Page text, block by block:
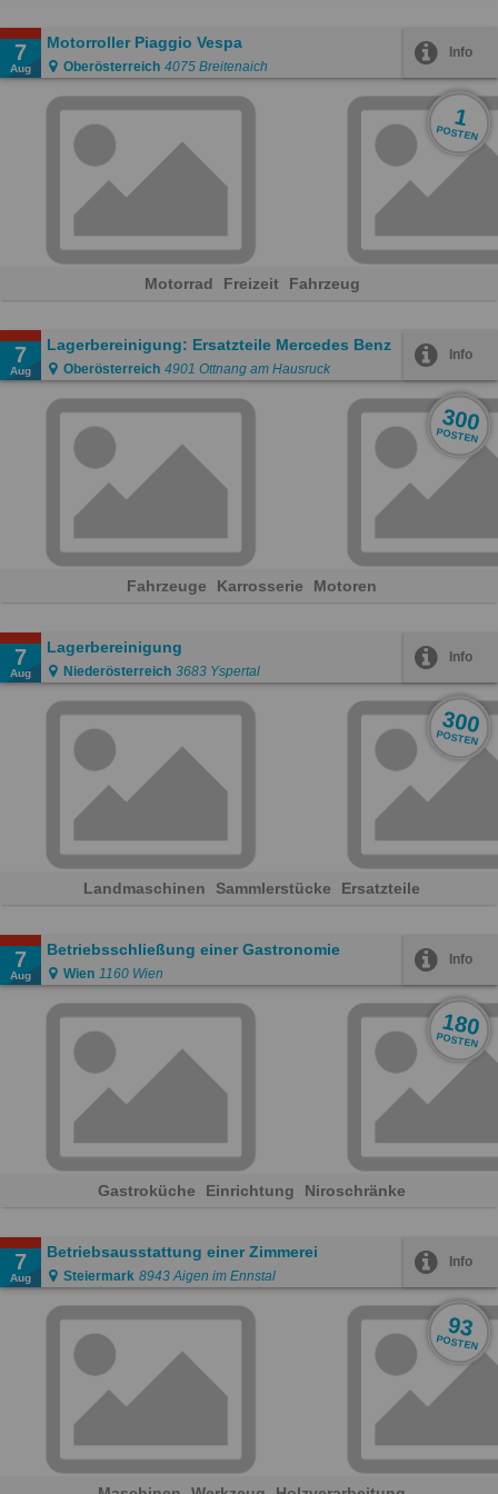
7
Aug
Motorroller Piaggio Vespa
Oberösterreich 4075 Breitenaich
Info
1
POSTEN
Motorrad Freizeit Fahrzeug
7
Aug
Lagerbereinigung: Ersatzteile Mercedes Benz
Oberösterreich 4901 Ottnang am Hausruck
Info
300
POSTEN
Fahrzeuge Karrosserie Motoren
7
Aug
Lagerbereinigung
Niederösterreich 3683 Yspertal
Info
300
POSTEN
Landmaschinen Sammlerstücke Ersatzteile
7
Aug
Betriebsschließung einer Gastronomie
Wien 1160 Wien
Info
180
POSTEN
Gastroküche Einrichtung Niroschränke
7
Aug
Betriebsausstattung einer Zimmerei
Steiermark 8943 Aigen im Ennstal
Info
93
POSTEN